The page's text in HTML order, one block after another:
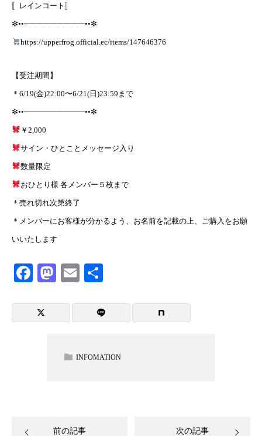
〚レインコート〛
✼••┈┈┈┈┈┈┈┈┈┈┈┈┈••✼
https://upperfrog.official.ec/items/147646376
【受注期間】
＊6/19(金)22:00〜6/21(日)23:59まで
✼••┈┈┈┈┈┈┈┈┈┈┈┈┈••✼
￥2,000
サイン・ひとことメッセージ入り
数量限定
おひとり様 各メンバー５枚まで
＊売れ切れ次第終了
＊メンバーにお客様が分かるよう、お名前を記載の上、ご購入をお願
いいたします
Facebook
Mastodon
Email
INFOMATION
前の記事 次の記事